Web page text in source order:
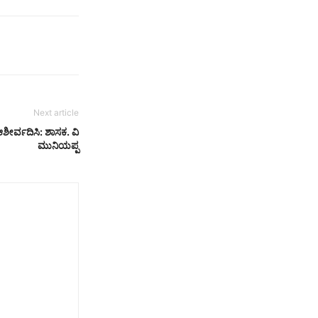
Next article
ಶಾಸಕ. ವಿ
ಮುನಿಯಪ್ಪ